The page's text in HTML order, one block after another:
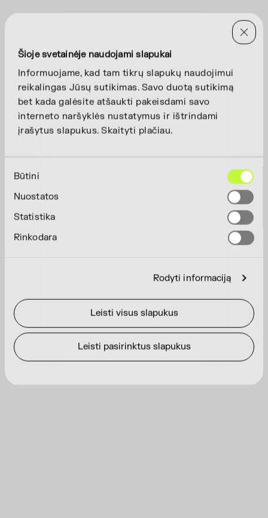
Šioje svetainėje naudojami slapukai
Informuojame, kad tam tikrų slapukų naudojimui
reikalingas Jūsų sutikimas. Savo duotą sutikimą
bet kada galėsite atšaukti pakeisdami savo
interneto naršyklės nustatymus ir ištrindami
įrašytus slapukus. Skaityti plačiau.
Sutikimo
Būtini
Nuostatos
Statistika
Rinkodara
Rodyti informaciją
Leisti visus slapukus
Leisti pasirinktus slapukus